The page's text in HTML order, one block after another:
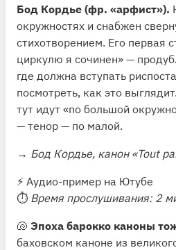
Бод Кордье (фр. «арфист»).
окружностях и снабжен
стихотворением. Его первая
циркулю я сочинен» —
где должна вступать
посмотреть, как это
тут идут «по большой
— тенор — по малой.
→ Бод Кордье, канон «Tout
⚡️ Аудио-пример на Ютубе
⏱ Время прослушивания: 2
🐚 Эпоха барокко каноны
баховском каноне из